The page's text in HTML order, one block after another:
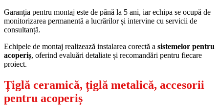
Garanția pentru montaj este de până la 5 ani, iar echipa se ocupă de
monitorizarea permanentă a lucrărilor și intervine cu servicii de
consultanță.
Echipele de montaj realizează instalarea corectă a sistemelor pentru
acoperiș, oferind evaluări detaliate și recomandări pentru fiecare
proiect.
Țiglă ceramică, țiglă metalică, accesorii
pentru acoperiș